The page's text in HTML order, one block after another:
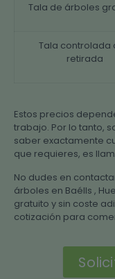
Tala de árboles
Tala controlada
retirada
Estos precios
trabajo. Por lo tanto,
saber exactamente
que requieres, es
No dudes en
árboles en Baélls ,
gratuito y sin coste
cotización para